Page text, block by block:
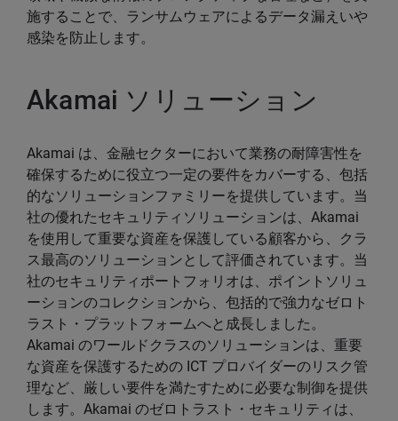
施することで、ランサムウェアによるデータ漏えいや
感染を防止します。
Akamai ソリューション
Akamai は、金融セクターにおいて業務の耐障害性を
確保するために役立つ一定の要件をカバーする、包括
的なソリューションファミリーを提供しています。当
社の優れたセキュリティソリューションは、Akamai
を使用して重要な資産を保護している顧客から、クラ
ス最高のソリューションとして評価されています。当
社のセキュリティポートフォリオは、ポイントソリュ
ーションのコレクションから、包括的で強力なゼロト
ラスト・プラットフォームへと成長しました。
Akamai のワールドクラスのソリューションは、重要
な資産を保護するための ICT プロバイダーのリスク管
理など、厳しい要件を満たすために必要な制御を提供
します。Akamai のゼロトラスト・セキュリティは、